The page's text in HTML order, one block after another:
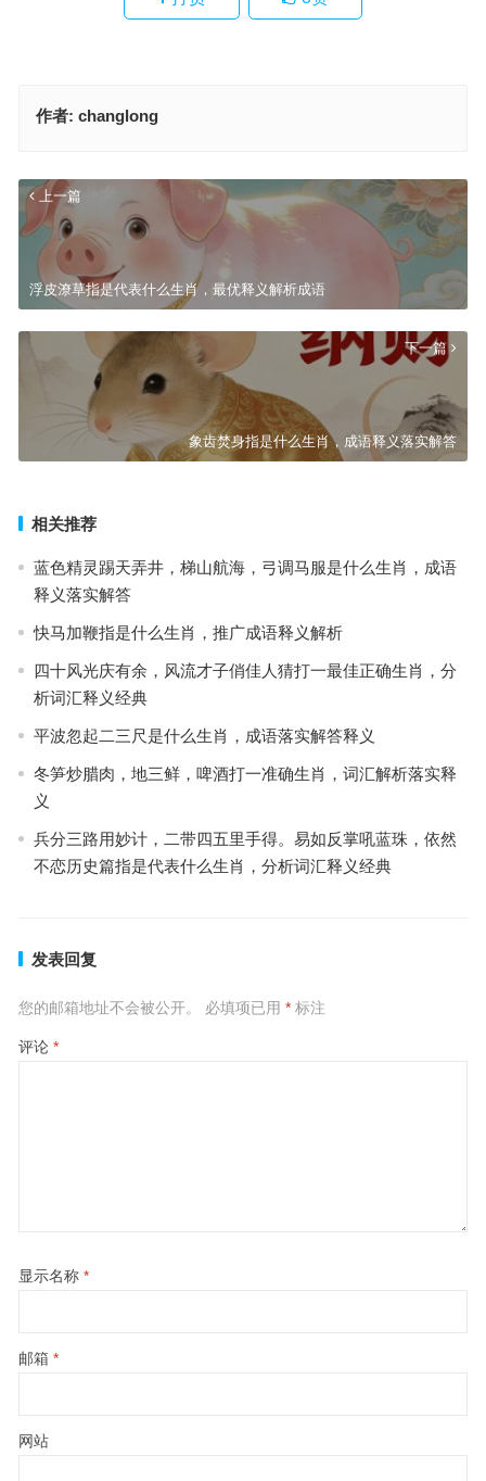
作者: changlong
上一篇
浮皮潦草指是代表什么生肖，最优释义解析成语
下一篇
象齿焚身指是什么生肖，成语释义落实解答
相关推荐
蓝色精灵踢天弄井，梯山航海，弓调马服是什么生肖，成语
释义落实解答
快马加鞭指是什么生肖，推广成语释义解析
四十风光庆有余，风流才子俏佳人猜打一最佳正确生肖，分
析词汇释义经典
平波忽起二三尺是什么生肖，成语落实解答释义
冬笋炒腊肉，地三鲜，啤酒打一准确生肖，词汇解析落实释
义
兵分三路用妙计，二带四五里手得。易如反掌吼蓝珠，依然
不恋历史篇指是代表什么生肖，分析词汇释义经典
发表回复
您的邮箱地址不会被公开。 必填项已用 *标注
评论 *
显示名称 *
邮箱 *
网站